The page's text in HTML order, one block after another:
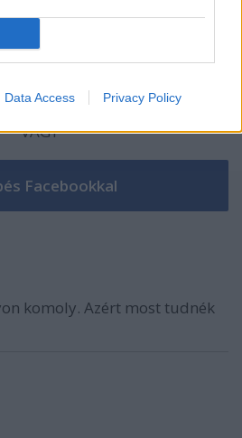
Data Access Privacy Policy
VAGY
komoly. Azért most tudnék